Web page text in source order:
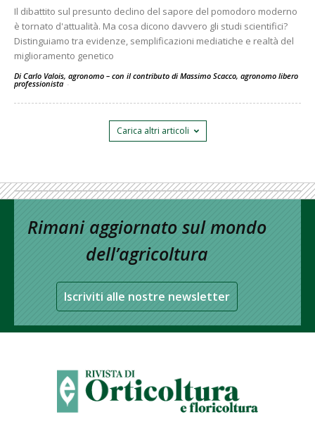
Il dibattito sul presunto declino del sapore del pomodoro moderno
è tornato d'attualità. Ma cosa dicono davvero gli studi scientifici?
Distinguiamo tra evidenze, semplificazioni mediatiche e realtà del
miglioramento genetico
Di Carlo Valois, agronomo – con il contributo di Massimo Scacco, agronomo libero
professionista -
Carica altri articoli
Rimani aggiornato sul mondo
dell’agricoltura
Iscriviti alle nostre newsletter